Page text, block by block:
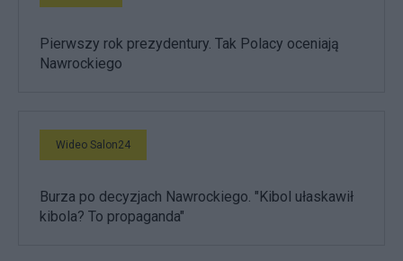
Pierwszy rok prezydentury. Tak Polacy oceniają
Nawrockiego
Wideo Salon24
Burza po decyzjach Nawrockiego. "Kibol ułaskawił
kibola? To propaganda"